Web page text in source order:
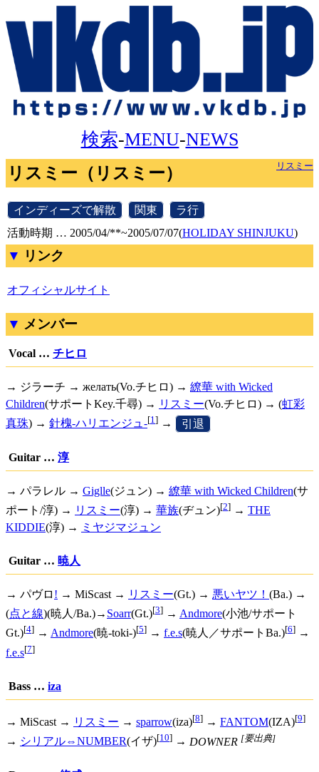
検索-MENU-NEWS
リスミー
リスミー（リスミー）
インディーズで解散 関東 ラ行
活動時期 … 2005/04/**~2005/07/07(HOLIDAY SHINJUKU)
リンク
オフィシャルサイト
メンバー
Vocal … チヒロ
→ ジラーチ → желать(Vo.チヒロ) → 繚華 with Wicked
Children(サポートKey.千尋) → リスミー(Vo.チヒロ) → (虹彩
真珠) → 針槐-ハリエンジュ-[1] → 引退
Guitar … 淳
→ パラレル → Giglle(ジュン) → 繚華 with Wicked Children(サ
ポート/淳) → リスミー(淳) → 華族(ヂュン)[2] → THE
KIDDIE(淳) → ミヤジマジュン
Guitar … 暁人
→ パヴロ ! → MiScast → リスミー(Gt.) → 悪いヤツ！ (Ba.) →
(点と線)(暁人/Ba.)→ Soarr(Gt.)[3] → Andmore(小池/サポート
Gt.)[4] → Andmore(暁-toki-)[5] → f.e.s(暁人／サポートBa.)[6] →
f.e.s[7]
Bass … iza
→ MiScast → リスミー → sparrow(iza)[8] → FANTOM(IZA)[9]
→ シリアル⇔NUMBER(イザ)[10] → DOWNER [要出典]